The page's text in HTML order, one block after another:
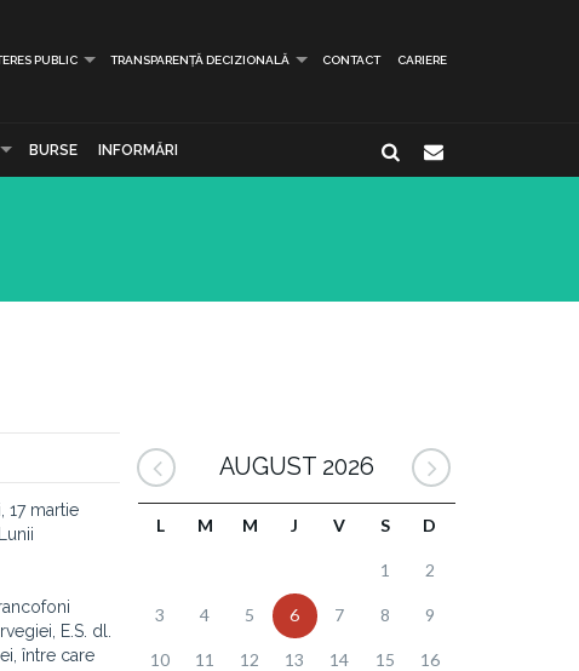
PUBLIC TRANSPARENȚĂ DECIZIONALĂ CONTACT CARIERE
BURSE INFORMĂRI
17 martie
E.S. dl.
între care
AUGUST 2026
L M M J V S D
1 2
3 4 5 6 7 8 9
10 11 12 13 14 15 16